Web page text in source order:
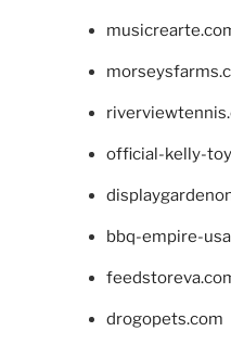
official-kelly-
bbq-empire-
drogopets.com